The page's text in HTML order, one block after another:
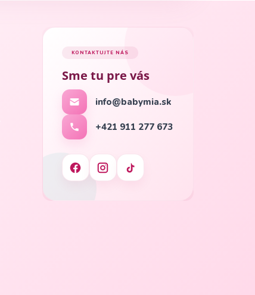
KONTAKTUJTE NÁS
Sme tu pre vás
info@babymia.sk
+421 911 277 673